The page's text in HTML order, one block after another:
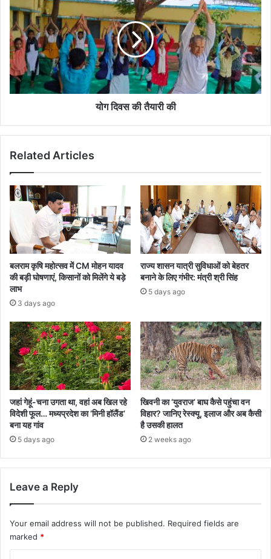
की
तैयारी
की
योग दिवस की तैयारी की
Related Articles
बलराम कृषि महोत्सव में CM मोहन यादव
की बड़ी घोषणाएं, किसानों को मिलेंगे ये बड़े
लाभ
3 days ago
राज्य शासन यात्री सुविधाओं को बेहतर
बनाने के लिए गंभीर: मंत्री श्री सिंह
5 days ago
जहां गेहूं-चना उगता था, वहां अब खिल रहे
विदेशी फूल… मध्यप्रदेश का ‘मिनी हॉलैंड’
बना यह गांव
5 days ago
खिवनी का ‘युवराज’ बाघ कैसे पहुंचा वन
विहार? जानिए रेस्क्यू, इलाज और अब कैसी
है उसकी हालत
2 weeks ago
Leave a Reply
Your email address will not be published. Required fields are
marked *